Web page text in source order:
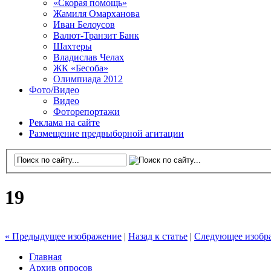
«Скорая помощь»
Жамиля Омарханова
Иван Белоусов
Валют-Транзит Банк
Шахтеры
Владислав Челах
ЖК «Бесоба»
Олимпиада 2012
Фото/Видео
Видео
Фоторепортажи
Реклама на сайте
Размещение предвыборной агитации
19
« Предыдущее изображение Назад к статье
Следующее
Главная
Архив опросов